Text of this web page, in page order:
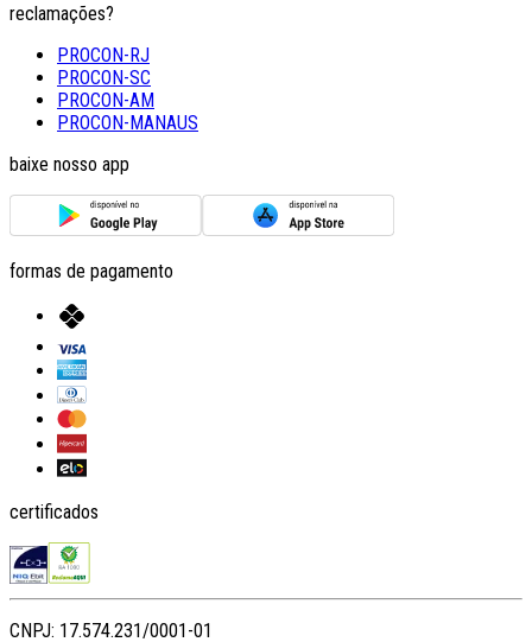
reclamações?
PROCON-RJ
PROCON-SC
PROCON-AM
PROCON-MANAUS
baixe nosso app
formas de pagamento
certificados
CNPJ: 17.574.231/0001-01